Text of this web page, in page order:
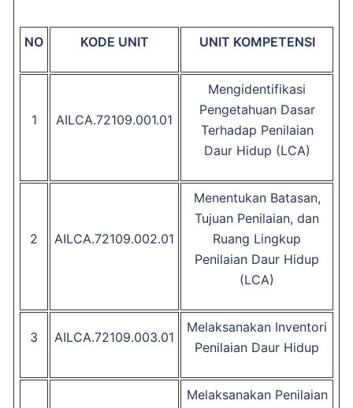
NO KODE UNIT UNIT KOMPETENSI
1 AILCA.72109.001.01
Mengidentifikasi
Pengetahuan Dasar
Terhadap Penilaian
Daur Hidup (LCA)
2 AILCA.72109.002.01
Menentukan Batasan,
Tujuan Penilaian, dan
Ruang Lingkup
Penilaian Daur Hidup
(LCA)
3 AILCA.72109.003.01
Melaksanakan Inventori
Penilaian Daur Hidup
Melaksanakan Penilaian